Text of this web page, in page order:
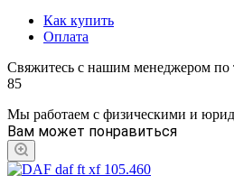
Как купить
Оплата
Свяжитесь с нашим менеджером по
85
Мы работаем с физическими и
Вам может понравиться